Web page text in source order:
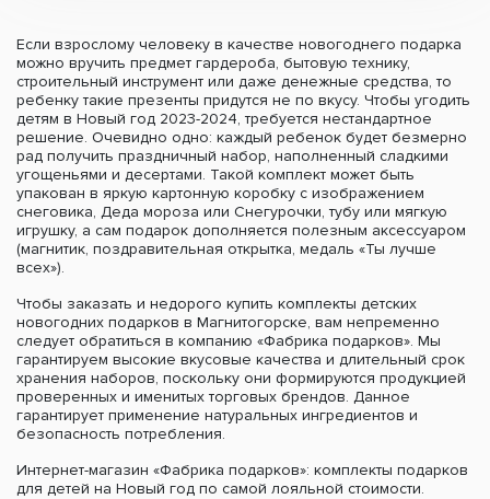
Если взрослому человеку в качестве новогоднего подарка
можно вручить предмет гардероба, бытовую технику,
строительный инструмент или даже денежные средства, то
ребенку такие презенты придутся не по вкусу. Чтобы угодить
детям в Новый год 2023-2024, требуется нестандартное
решение. Очевидно одно: каждый ребенок будет безмерно
рад получить праздничный набор, наполненный сладкими
угощеньями и десертами. Такой комплект может быть
упакован в яркую картонную коробку с изображением
снеговика, Деда мороза или Снегурочки, тубу или мягкую
игрушку, а сам подарок дополняется полезным аксессуаром
(магнитик, поздравительная открытка, медаль «Ты лучше
всех»).
Чтобы заказать и недорого купить комплекты детских
новогодних подарков в Магнитогорске, вам непременно
следует обратиться в компанию «Фабрика подарков». Мы
гарантируем высокие вкусовые качества и длительный срок
хранения наборов, поскольку они формируются продукцией
проверенных и именитых торговых брендов. Данное
гарантирует применение натуральных ингредиентов и
безопасность потребления.
Интернет-магазин «Фабрика подарков»: комплекты подарков
для детей на Новый год по самой лояльной стоимости.